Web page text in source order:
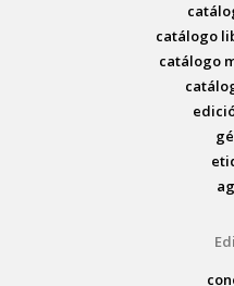
catálogo
catálogo